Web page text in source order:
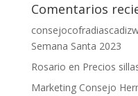
Comentarios
Semana Santa 2023
Rosario en Precios
Marketing Consejo